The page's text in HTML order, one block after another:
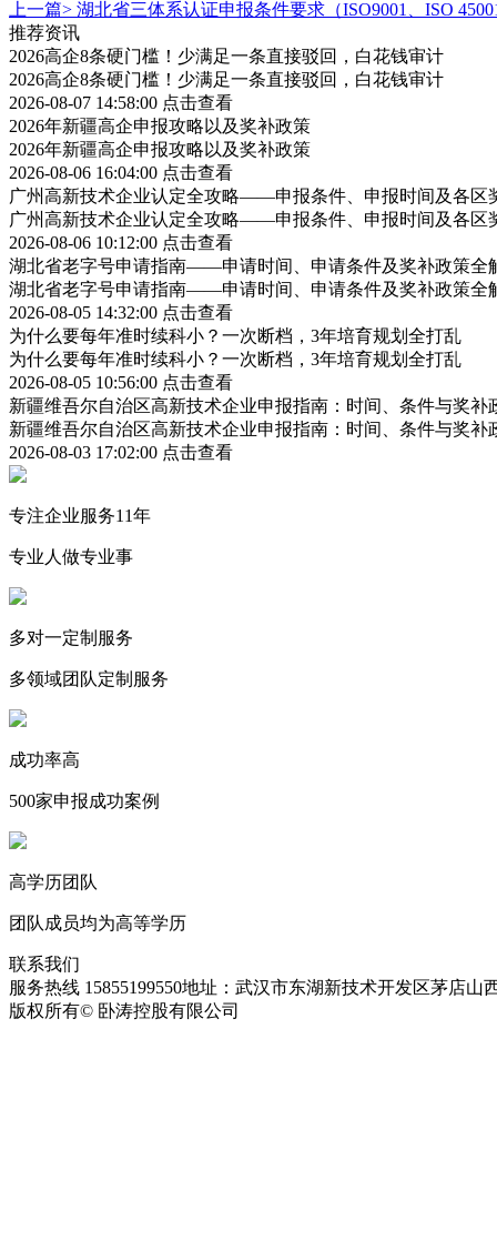
上一篇> 湖北省三体系认证申报条件要求（ISO9001、ISO
推荐资讯
2026高企8条硬门槛！少满足一条直接驳回，白花钱审计
2026高企8条硬门槛！少满足一条直接驳回，白花钱审计
2026-08-07 14:58:00 点击查看
2026年新疆高企申报攻略以及奖补政策
2026年新疆高企申报攻略以及奖补政策
2026-08-06 16:04:00 点击查看
广州高新技术企业认定全攻略——申报条件、申报时间及各区
广州高新技术企业认定全攻略——申报条件、申报时间及各区
2026-08-06 10:12:00 点击查看
湖北省老字号申请指南——申请时间、申请条件及奖补政策全
湖北省老字号申请指南——申请时间、申请条件及奖补政策全
2026-08-05 14:32:00 点击查看
为什么要每年准时续科小？一次断档，3年培育规划全打乱
为什么要每年准时续科小？一次断档，3年培育规划全打乱
2026-08-05 10:56:00 点击查看
新疆维吾尔自治区高新技术企业申报指南：时间、条件与奖补
新疆维吾尔自治区高新技术企业申报指南：时间、条件与奖补
2026-08-03 17:02:00 点击查看
专注企业服务11年
专业人做专业事
多对一定制服务
多领域团队定制服务
成功率高
500家申报成功案例
高学历团队
团队成员均为高等学历
联系我们
服务热线 15855199550地址：武汉市东湖新技术开发区茅店山
版权所有© 卧涛控股有限公司